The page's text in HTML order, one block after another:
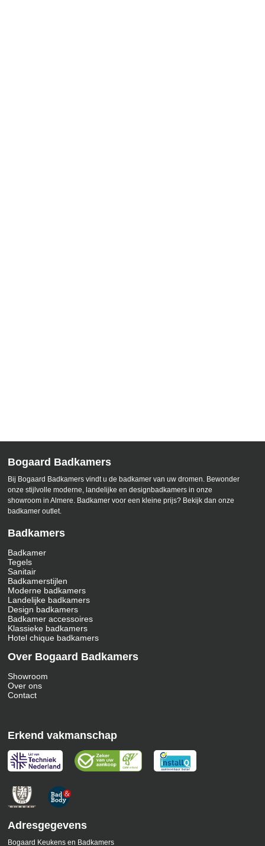
Bogaard Badkamers
Bij Bogaard Badkamers vindt u de badkamer van uw dromen. Bewonder
onze stijlvolle moderne, landelijke en designbadkamers in onze
showroom in Almere. Badkamer voor een kleine prijs? Bekijk dan onze
badkamer outlet.
Badkamers
Badkamer
Tegels
Sanitair
Badkamerstijlen
Moderne badkamers
Landelijke badkamers
Design badkamers
Badkamer accessoires
Klassieke badkamers
Hotel chique badkamers
Over Bogaard Badkamers
Showroom
Over ons
Contact
Erkend vakmanschap
Adresgegevens
Bogaard Keukens en Badkamers